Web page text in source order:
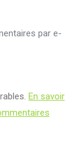
par e-
En savoir